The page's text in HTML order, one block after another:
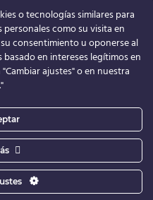
Torneo de
los derechos
o tecnologías similares para
como su visita en
consentimiento u oponerse al
en intereses legítimos en
ajustes" o en nuestra